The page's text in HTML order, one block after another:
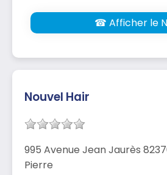
☎ Afficher le
Nouvel Hair
995 Avenue Jean Jaurès
Pierre